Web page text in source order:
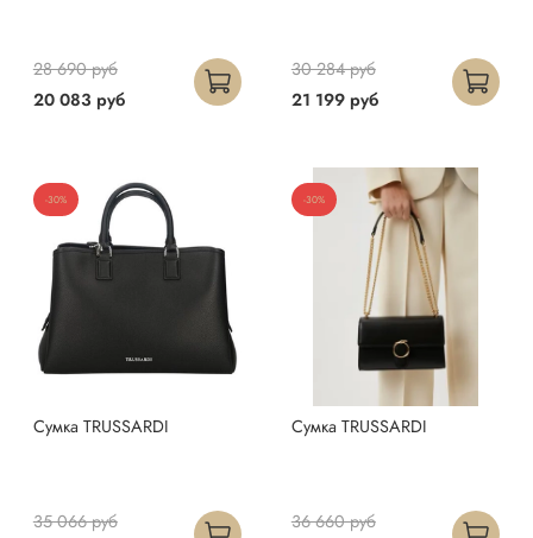
20 083 руб
28 690 руб
21 199 руб
30 284 руб
-30%
Сумка TRUSSARDI
35 066 руб
-30%
Сумка TRUSSARDI
36 660 руб